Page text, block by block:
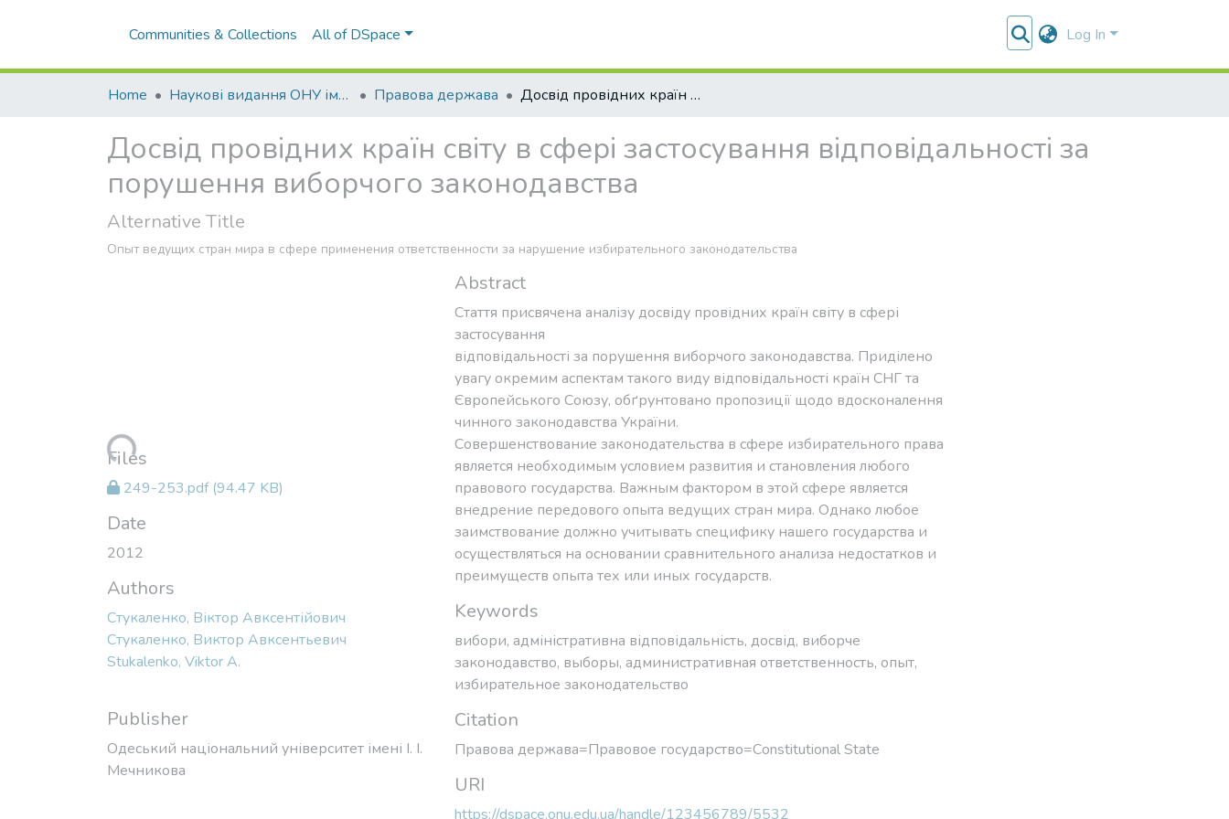
Communities & Collections All of DSpace Log In
Home Наукові видання ОНУ імені І. І. Мечникова Правова держава Досвід провідних країн світу в сфері застосування відповідальності за порушення виборчого законодавства
Досвід провідних країн світу в сфері застосування відповідальності за
порушення виборчого законодавства
Alternative Title
Опыт ведущих стран мира в сфере применения ответственности за нарушение избирательного законодательства
Loading...
Files
249-253.pdf(94.47 KB)
Date
2012
Authors
Стукаленко, Віктор Авксентійович
Стукаленко, Виктор Авксентьевич
Stukalenko, Viktor A.
Publisher
Одеський національний університет імені І. І.
Мечникова
Abstract
Стаття присвячена аналізу досвіду провідних країн світу в сфері
застосування
відповідальності за порушення виборчого законодавства. Приділено
увагу окремим аспектам такого виду відповідальності країн СНГ та
Європейського Союзу, обґрунтовано пропозиції щодо вдосконалення
чинного законодавства України.
Совершенствование законодательства в сфере избирательного права
является необходимым условием развития и становления любого
правового государства. Важным фактором в этой сфере является
внедрение передового опыта ведущих стран мира. Однако любое
заимствование должно учитывать специфику нашего государства и
осуществляться на основании сравнительного анализа недостатков и
преимуществ опыта тех или иных государств.
Keywords
вибори, адміністративна відповідальність, досвід, виборче
законодавство, выборы, административная ответственность, опыт,
избирательное законодательство
Citation
Правова держава=Правовое государство=Сonstitutional State
URI
https://dspace.onu.edu.ua/handle/123456789/5532